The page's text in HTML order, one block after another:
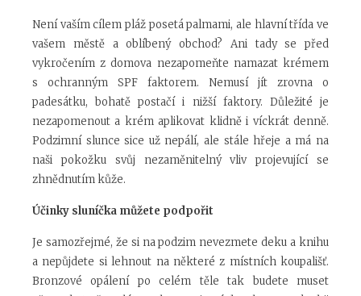
Není vaším cílem pláž posetá palmami, ale hlavní třída ve
vašem městě a oblíbený obchod? Ani tady se před
vykročením z domova nezapomeňte namazat krémem
s ochranným SPF faktorem. Nemusí jít zrovna o
padesátku, bohatě postačí i nižší faktory. Důležité je
nezapomenout a krém aplikovat klidně i víckrát denně.
Podzimní slunce sice už nepálí, ale stále hřeje a má na
naši pokožku svůj nezaměnitelný vliv projevující se
zhnědnutím kůže.
Účinky sluníčka můžete podpořit
Je samozřejmé, že si na podzim nevezmete deku a knihu
a nepůjdete si lehnout na některé z místních koupališť.
Bronzové opálení po celém těle tak budete muset